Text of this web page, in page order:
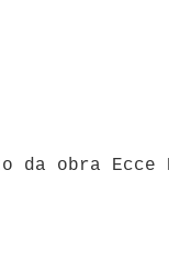
da obra Ecce